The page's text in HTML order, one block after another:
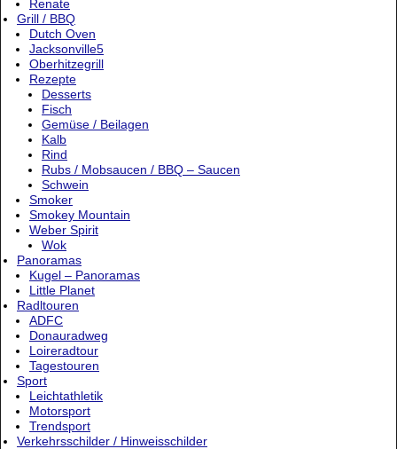
Renate
Grill / BBQ
Dutch Oven
Jacksonville5
Oberhitzegrill
Rezepte
Desserts
Fisch
Gemüse / Beilagen
Kalb
Rind
Rubs / Mobsaucen / BBQ – Saucen
Schwein
Smoker
Smokey Mountain
Weber Spirit
Wok
Panoramas
Kugel – Panoramas
Little Planet
Radltouren
ADFC
Donauradweg
Loireradtour
Tagestouren
Sport
Leichtathletik
Motorsport
Trendsport
Verkehrsschilder / Hinweisschilder